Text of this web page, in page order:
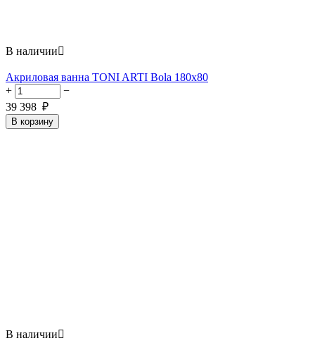
В наличии
Акриловая ванна TONI ARTI Bola 180x80
+
−
39 398 ₽
В корзину
В наличии